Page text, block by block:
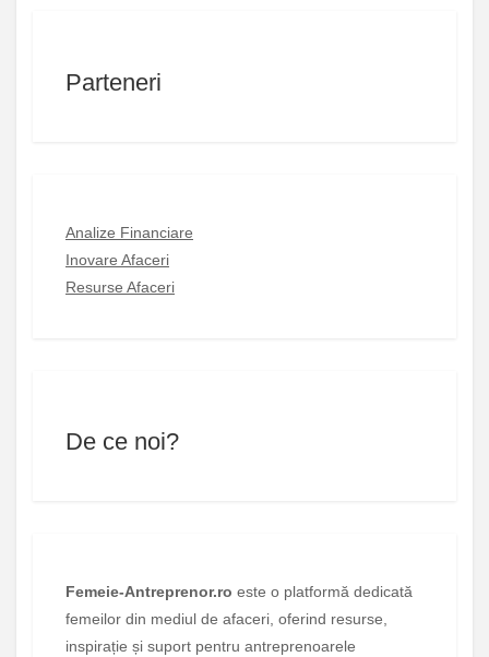
Parteneri
Analize Financiare
Inovare Afaceri
Resurse Afaceri
De ce noi?
Femeie-Antreprenor.ro este o platformă dedicată
femeilor din mediul de afaceri, oferind resurse,
inspirație și suport pentru antreprenoarele